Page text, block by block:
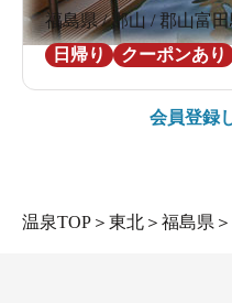
福島県 / 郡山 / 郡山富田
日帰り
クーポンあり
会員登録
温泉TOP ＞ 東北 ＞ 福島県 ＞